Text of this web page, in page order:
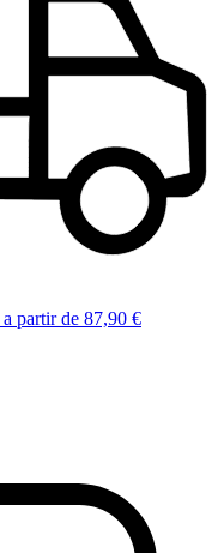
a partir de 87,90 €